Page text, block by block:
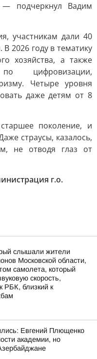
подчеркнул Вадим
участникам дали 40
2026 году в тематику
хозяйства, а также
цифровизации,
Четыре уровня
даже детям от 8
поколение, и
страусы, казалось,
не отводя глаз от
г.о.
слышали жители
Московской области,
самолета, который
скорость,
РБК, близкий к
Евгений Плющенко
академии, но